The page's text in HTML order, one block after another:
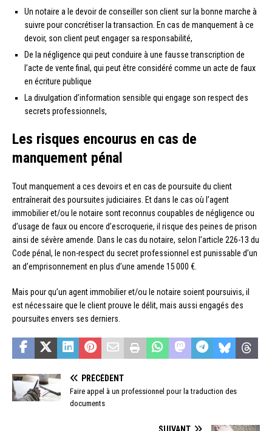
Un notaire a le devoir de conseiller son client sur la bonne marche à
suivre pour concrétiser la transaction. En cas de manquement à ce
devoir, son client peut engager sa responsabilité,
De la négligence qui peut conduire à une fausse transcription de
l’acte de vente final, qui peut être considéré comme un acte de faux
en écriture publique
La divulgation d’information sensible qui engage son respect des
secrets professionnels,
Les risques encourus en cas de
manquement pénal
Tout manquement a ces devoirs et en cas de poursuite du client
entraînerait des poursuites judiciaires. Et dans le cas où l’agent
immobilier et/ou le notaire sont reconnus coupables de négligence ou
d’usage de faux ou encore d’escroquerie, il risque des peines de prison
ainsi de sévère amende. Dans le cas du notaire, selon l’article 226-13 du
Code pénal, le non-respect du secret professionnel est punissable d’un
an d’emprisonnement en plus d’une amende 15 000 €.
Mais pour qu’un agent immobilier et/ou le notaire soient poursuivis, il
est nécessaire que le client prouve le délit, mais aussi engagés des
poursuites envers ses derniers.
PRÉCÉDENT
Faire appel à un professionnel pour la traduction des
documents